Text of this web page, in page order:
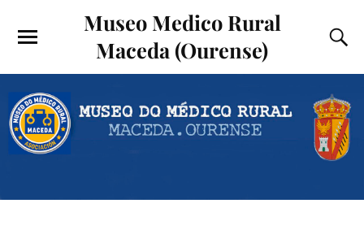
Museo Medico Rural
Maceda (Ourense)